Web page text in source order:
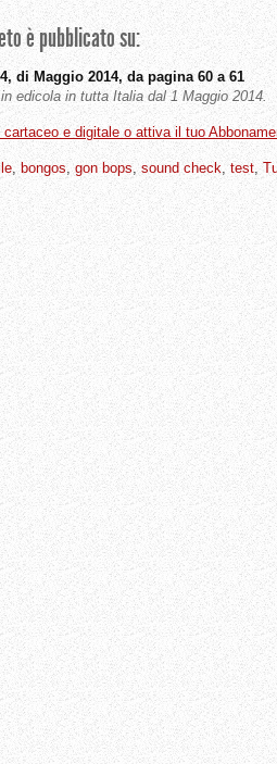
è pubblicato su:
di Maggio 2014, da pagina 60 a 61
edicola in tutta Italia dal 1 Maggio 2014.
cartaceo e digitale o attiva il tuo
, bongos,gon bops,sound check,test,